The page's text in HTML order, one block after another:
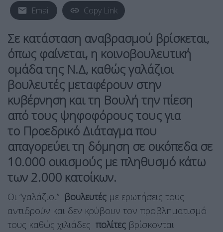
Email Copy Link
Σε κατάσταση αναβρασμού βρίσκεται,
όπως φαίνεται, η κοινοβουλευτική
ομάδα της Ν.Δ, καθώς γαλάζιοι
βουλευτές μεταφέρουν στην
κυβέρνηση και τη Βουλή την πίεση
από τους ψηφοφόρους τους για
το Προεδρικό Διάταγμαπου
απαγορεύει τη δόμηση σε οικόπεδα σε
10.000 οικισμούς με πληθυσμό κάτω
των 2.000 κατοίκων.
Οι “γαλάζιοι” βουλευτές με ερωτήσεις τους
αντιδρούν και δεν κρύβουν τον προβληματισμό
τους καθώς χιλιάδες πολίτες βρίσκονται